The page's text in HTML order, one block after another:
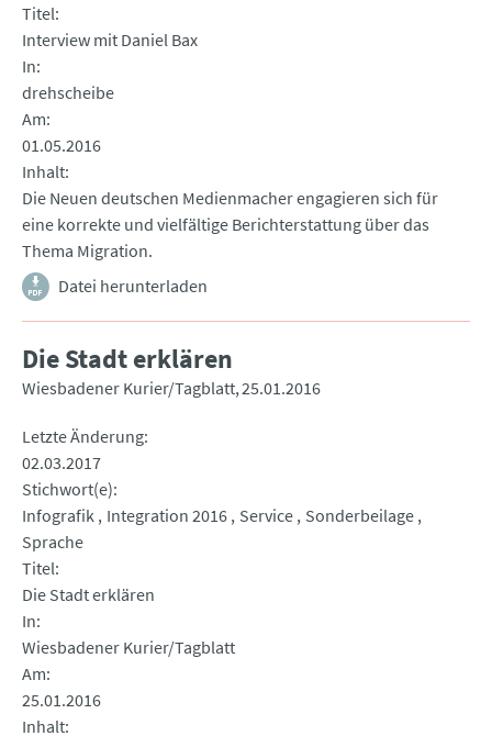
Titel
Interview mit Daniel Bax
In
drehscheibe
Am
01.05.2016
Inhalt
Die Neuen deutschen Medienmacher engagieren sich für
eine korrekte und vielfältige Berichterstattung über das
Thema Migration.
Datei herunterladen
Die Stadt erklären
Wiesbadener Kurier/Tagblatt 25.01.2016
Letzte Änderung
02.03.2017
Stichwort(e)
Infografik Integration 2016 Service Sonderbeilage
Sprache
Titel
Die Stadt erklären
In
Wiesbadener Kurier/Tagblatt
Am
25.01.2016
Inhalt